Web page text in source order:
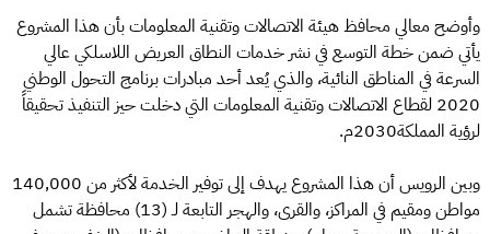
وأوضح معالي محافظ هيئة الاتصالات وتقنية المعلومات بأن هذا المشروع
يأتي ضمن خطة التوسع في نشر خدمات النطاق العريض اللاسلكي عالي
السرعة في المناطق النائية، والذي يُعد أحد مبادرات برنامج التحول الوطني
2020 لقطاع الاتصالات وتقنية المعلومات التي دخلت حيز التنفيذ تحقيقاً
لرؤية المملكة2030م.
وبين الرويس أن هذا المشروع يهدف إلى توفير الخدمة لأكثر من 140,000
مواطن ومقيم في المراكز، والقرى، والهجر التابعة لـ (13) محافظة تشمل